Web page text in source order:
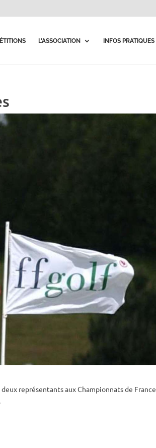
L’ASSOCIATION INFOS PRATIQUES
représentants aux Championnats de France